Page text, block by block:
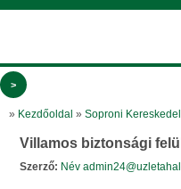
>
» Kezdőoldal » Soproni
Villamos biztonsági
Szerző: Név